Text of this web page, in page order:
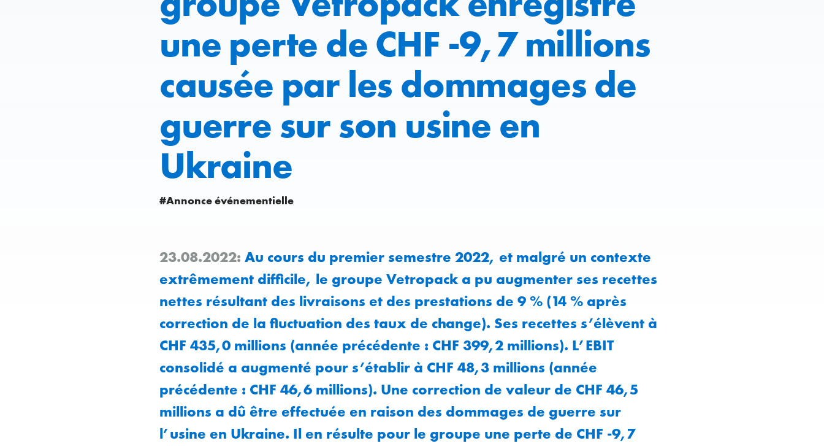
une perte de CHF -9,7 millions
causée par les dommages de
guerre sur son usine en
Ukraine
#Annonce événementielle
23.08.2022: Au cours du premier semestre 2022, et malgré un contexte
extrêmement difficile, le groupe Vetropack a pu augmenter ses recettes
nettes résultant des livraisons et des prestations de 9 % (14 % après
correction de la fluctuation des taux de change). Ses recettes s’élèvent à
CHF 435,0 millions (année précédente : CHF 399,2 millions). L’EBIT
consolidé a augmenté pour s’établir à CHF 48,3 millions (année
précédente : CHF 46,6 millions). Une correction de valeur de CHF 46,5
millions a dû être effectuée en raison des dommages de guerre sur
l’usine en Ukraine. Il en résulte pour le groupe une perte de CHF -9,7